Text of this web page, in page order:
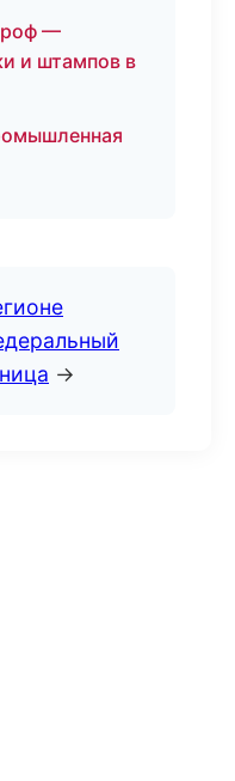
—
и штампов в
→